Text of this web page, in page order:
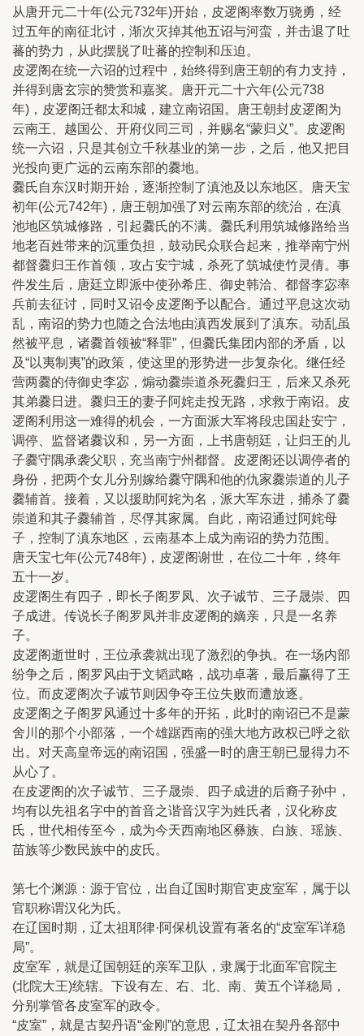
从唐开元二十年(公元732年)开始，皮逻阁率数万骁勇，经
过五年的南征北讨，渐次灭掉其他五诏与河蛮，并击退了吐
蕃的势力，从此摆脱了吐蕃的控制和压迫。
皮逻阁在统一六诏的过程中，始终得到唐王朝的有力支持，
并得到唐玄宗的赞赏和嘉奖。唐开元二十六年(公元738
年)，皮逻阁迁都太和城，建立南诏国。唐王朝封皮逻阁为
云南王、越国公、开府仪同三司，并赐名“蒙归义”。皮逻阁
统一六诏，只是其创立千秋基业的第一步，之后，他又把目
光投向更广远的云南东部的爨地。
爨氏自东汉时期开始，逐渐控制了滇池及以东地区。唐天宝
初年(公元742年)，唐王朝加强了对云南东部的统治，在滇
池地区筑城修路，引起爨氏的不满。爨氏利用筑城修路给当
地老百姓带来的沉重负担，鼓动民众联合起来，推举南宁州
都督爨归王作首领，攻占安宁城，杀死了筑城使竹灵倩。事
件发生后，唐廷立即派中使孙希庄、御史韩洽、都督李宓率
兵前去征讨，同时又诏令皮逻阁予以配合。通过平息这次动
乱，南诏的势力也随之合法地由滇西发展到了滇东。动乱虽
然被平息，诸爨首领被“释罪”，但爨氏集团内部的矛盾，以
及“以夷制夷”的政策，使这里的形势进一步复杂化。继任经
营两爨的侍御史李宓，煽动爨崇道杀死爨归王，后来又杀死
其弟爨日进。爨归王的妻子阿姹走投无路，求救于南诏。皮
逻阁利用这一难得的机会，一方面派大军将段忠国赴安宁，
调停、监督诸爨议和，另一方面，上书唐朝廷，让归王的儿
子爨守隅承袭父职，充当南宁州都督。皮逻阁还以调停者的
身份，把两个女儿分别嫁给爨守隅和他的仇家爨崇道的儿子
爨辅首。接着，又以援助阿姹为名，派大军东进，捕杀了爨
崇道和其子爨辅首，尽俘其家属。自此，南诏通过阿姹母
子，控制了滇东地区，云南基本上成为南诏的势力范围。
唐天宝七年(公元748年)，皮逻阁谢世，在位二十年，终年
五十一岁。
皮逻阁生有四子，即长子阁罗凤、次子诚节、三子晟崇、四
子成进。传说长子阁罗凤并非皮逻阁的嫡亲，只是一名养
子。
皮逻阁逝世时，王位承袭就出现了激烈的争执。在一场内部
纷争之后，阁罗风由于文韬武略，战功卓著，最后赢得了王
位。而皮逻阁次子诚节则因争夺王位失败而遭放逐。
皮逻阁之子阁罗风通过十多年的开拓，此时的南诏已不是蒙
舍川的那个小部落，一个雄踞西南的强大地方政权已呼之欲
出。对天高皇帝远的南诏国，强盛一时的唐王朝已显得力不
从心了。
在皮逻阁的次子诚节、三子晟崇、四子成进的后裔子孙中，
均有以先祖名字中的首音之谐音汉字为姓氏者，汉化称皮
氏，世代相传至今，成为今天西南地区彝族、白族、瑶族、
苗族等少数民族中的皮氏。
第七个渊源：源于官位，出自辽国时期官吏皮室军，属于以
官职称谓汉化为氏。
在辽国时期，辽太祖耶律·阿保机设置有著名的“皮室军详稳
局”。
皮室军，就是辽国朝廷的亲军卫队，隶属于北面军官院主
(北院大王)统辖。下设有左、右、北、南、黄五个详稳局，
分别掌管各皮室军的政令。
“皮室”，就是古契丹语“金刚”的意思，辽太祖在契丹各部中